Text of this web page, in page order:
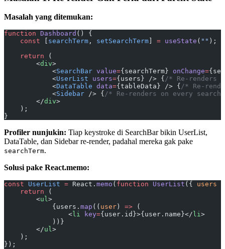
Masalah yang ditemukan:
function Dashboard () {
    const
searchTerm , setSearchTerm = useState ( "" );
    return
(
        <
div>
            <
SearchBar value={searchTerm} onChange=
            <
UserList users={users} /> { /* Re-renders
            <
DataTable data={tableData} /> { /* Re-
            <
Sidebar /> { /* Re-renders on every
        </
div>
    );
}
Profiler nunjukin: Tiap keystroke di SearchBar bikin UserList,
DataTable, dan Sidebar re-render, padahal mereka gak pake
searchTerm.
Solusi pake React.memo:
const UserList = React. memo ( function UserList ({ users
    return
(
        <
ul>
            {users.
map (( user ) => (
                <
li key={user.id}>{user.name}</ li>
            ))}
        </
ul>
    );
});